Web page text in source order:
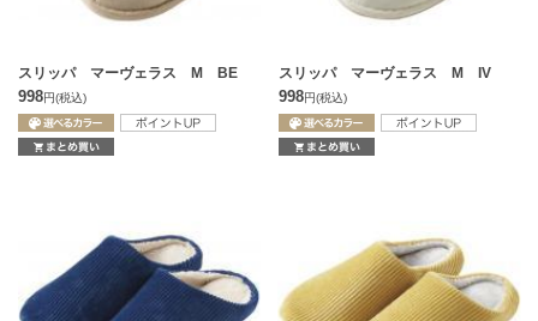
スリッパ マーヴェラス M BE
998円(税込)
スリッパ マーヴェラス M IV
998円(税込)